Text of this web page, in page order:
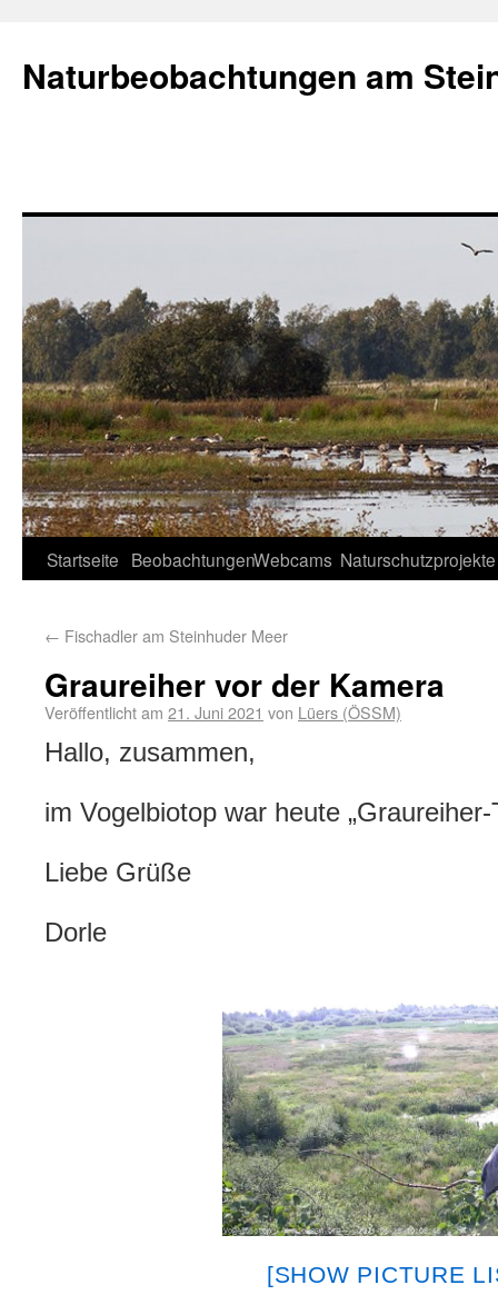
Naturbeobachtungen am
Startseite BeobachtungenWebcams Naturschutzprojekte
← Fischadler am Steinhuder Meer
Graureiher vor der Kamera
Veröffentlicht am 21. Juni 2021 von Lüers (ÖSSM)
Hallo, zusammen,
im Vogelbiotop war heute „Graureiher-
Liebe Grüße
Dorle
[SHOW PICTURE